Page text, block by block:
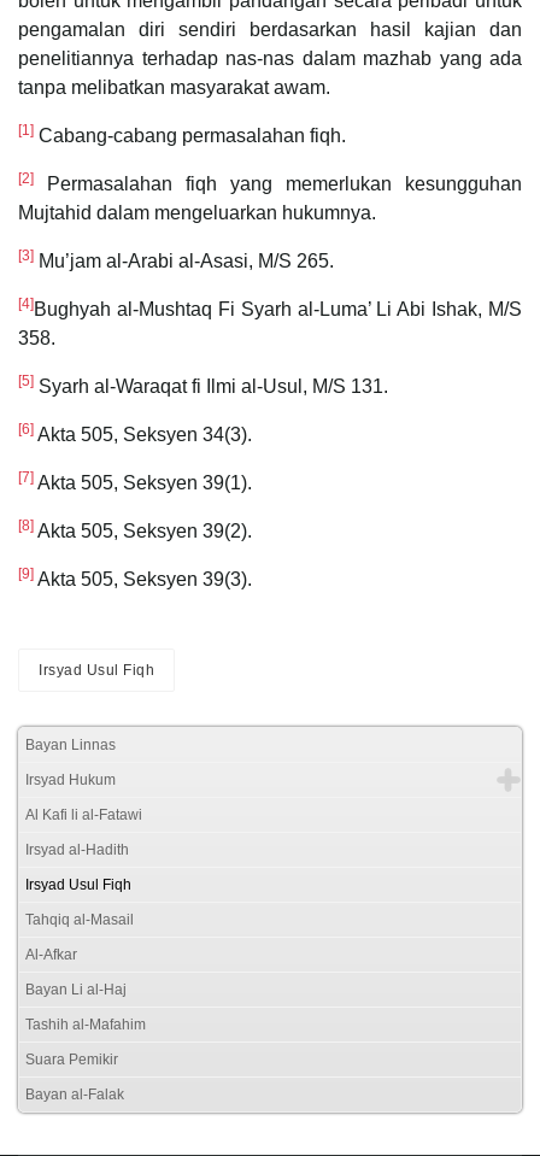
pengamalan diri sendiri berdasarkan hasil kajian dan
penelitiannya terhadap nas-nas dalam mazhab yang ada
tanpa melibatkan masyarakat awam.
[1] Cabang-cabang permasalahan fiqh.
[2]
Permasalahan fiqh yang memerlukan kesungguhan
Mujtahid dalam mengeluarkan hukumnya.
[3] Mu’jam al-Arabi al-Asasi, M/S 265.
[4]Bughyah al-Mushtaq Fi Syarh al-Luma’ Li Abi Ishak, M/S
358.
[5] Syarh al-Waraqat fi Ilmi al-Usul, M/S 131.
[6] Akta 505, Seksyen 34(3).
[7] Akta 505, Seksyen 39(1).
[8] Akta 505, Seksyen 39(2).
[9] Akta 505, Seksyen 39(3).
Irsyad Usul Fiqh
Bayan Linnas
Irsyad Hukum
Al Kafi li al-Fatawi
Irsyad al-Hadith
Irsyad Usul Fiqh
Tahqiq al-Masail
Al-Afkar
Bayan Li al-Haj
Tashih al-Mafahim
Suara Pemikir
Bayan al-Falak